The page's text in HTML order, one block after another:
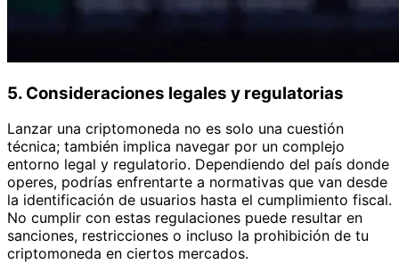
5. Consideraciones legales y regulatorias
Lanzar una criptomoneda no es solo una cuestión
técnica; también implica navegar por un complejo
entorno legal y regulatorio. Dependiendo del país donde
operes, podrías enfrentarte a normativas que van desde
la identificación de usuarios hasta el cumplimiento fiscal.
No cumplir con estas regulaciones puede resultar en
sanciones, restricciones o incluso la prohibición de tu
criptomoneda en ciertos mercados.